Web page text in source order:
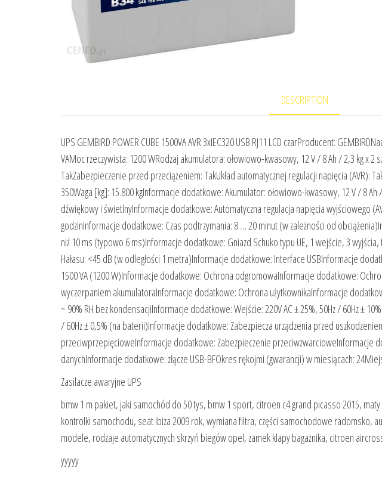
DESCRIPTION
UPS GEMBIRD POWER CUBE 1500VA AVR 3xIEC320 USB RJ11 LCD czarProducent:
VAMoc rzeczywista: 1200 WRodzaj akumulatora: ołowiowo-kwasowy, 12 V / 8 Ah / 2,3 kg x
TakZabezpieczenie przed przeciążeniem: TakUkład automatycznej regulacji napięcia (AVR):
350Waga [kg]: 15.800 kgInformacje dodatkowe: Akumulator: ołowiowo-kwasowy, 12 V / 8
dźwiękowy i świetlnyInformacje dodatkowe: Automatyczna regulacja napięcia wyjściowego
godzinInformacje dodatkowe: Czas podtrzymania: 8 … 20 minut (w zależności od
niż 10 ms (typowo 6 ms)Informacje dodatkowe: Gniazd Schuko typu UE, 1 wejście, 3 wyjścia,
Hałasu: <45 dB (w odległości 1 metra)Informacje dodatkowe: Interface USBInformacje
1500 VA (1200 W)Informacje dodatkowe: Ochrona odgromowaInformacje dodatkowe:
wyczerpaniem akumulatoraInformacje dodatkowe: Ochrona użytkownikaInformacje
~ 90% RH bez kondensacjiInformacje dodatkowe: Wejście: 220V AC ± 25%, 50Hz / 60Hz ±
/ 60Hz ± 0,5% (na baterii)Informacje dodatkowe: Zabezpiecza urządzenia przed
przeciwprzepięcioweInformacje dodatkowe: Zabezpieczenie przeciwzwarcioweInformacje
danychInformacje dodatkowe: złącze USB-BFOkres rękojmi (gwarancji) w miesiącach:
Zasilacze awaryjne UPS
bmw 1 m pakiet, jaki samochód do 50 tys, bmw 1 sport, citroen c4 grand picasso 2015,
kontrolki samochodu, seat ibiza 2009 rok, wymiana filtra, części samochodowe radomsko,
modele, rodzaje automatycznych skrzyń biegów opel, zamek klapy bagażnika, citroen
yyyyy